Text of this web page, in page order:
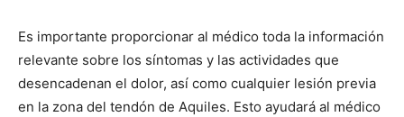
Es importante proporcionar al médico toda la información
relevante sobre los síntomas y las actividades que
desencadenan el dolor, así como cualquier lesión previa
en la zona del tendón de Aquiles. Esto ayudará al médico